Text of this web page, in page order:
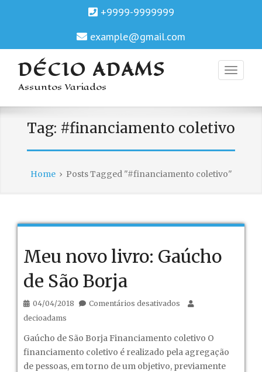
+9999-9999999
example@gmail.com
DÉCIO ADAMS
Assuntos Variados
Tag: #financiamento coletivo
Home› Posts Tagged "#financiamento coletivo"
Meu novo livro: Gaúcho
de São Borja
04/04/2018 Comentários desativados em
Gaúcho
decioadams
Gaúcho de São Borja Financiamento coletivo O
financiamento coletivo é realizado pela agregação
de pessoas, em torno de um objetivo, previamente